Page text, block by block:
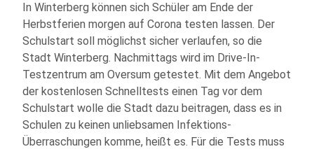
In Winterberg können sich Schüler am Ende der
Herbstferien morgen auf Corona testen lassen. Der
Schulstart soll möglichst sicher verlaufen, so die
Stadt Winterberg. Nachmittags wird im Drive-In-
Testzentrum am Oversum getestet. Mit dem Angebot
der kostenlosen Schnelltests einen Tag vor dem
Schulstart wolle die Stadt dazu beitragen, dass es in
Schulen zu keinen unliebsamen Infektions-
Überraschungen komme, heißt es. Für die Tests muss